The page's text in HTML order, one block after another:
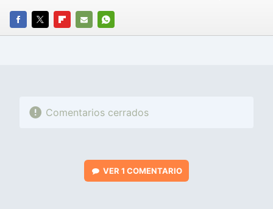
FACEBOOK
TWITTERFLIPBOARD
E-
WHATSAPP
Comentarios cerrados
VER 1 COMENTARIO